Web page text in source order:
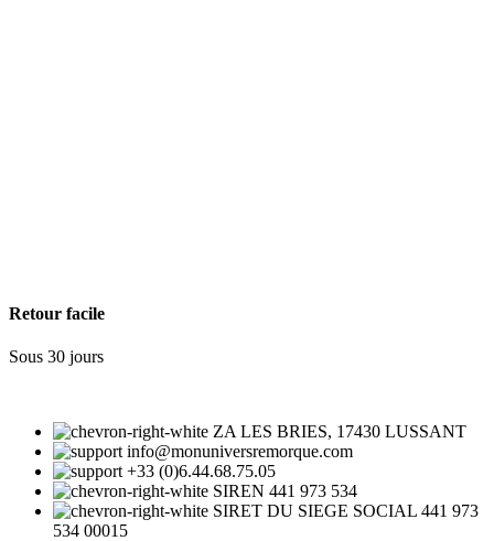
Retour facile
Sous 30 jours
ZA LES BRIES, 17430 LUSSANT
info@monuniversremorque.com
+33 (0)6.44.68.75.05
SIREN 441 973 534
SIRET DU SIEGE SOCIAL 441 973
534 00015